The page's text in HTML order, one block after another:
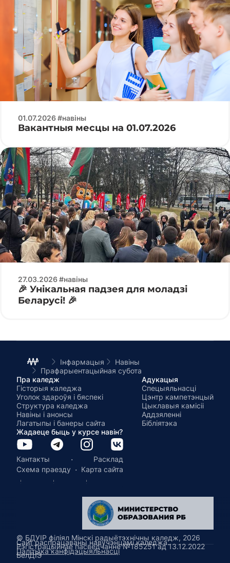
01.07.2026 #навіны
Вакантныя месцы на 01.07.2026
27.03.2026 #навіны
🎉 Унікальная падзея для моладзі
Беларусі! 🎉
Інфармацыя
Навіны
Прафарыентацыйная субота
Пра каледж
Гісторыя каледжа
Уголок здароўя і бяспекі
Структура каледжа
Навіны і анонсы
Лагатыпы і банеры сайта
Адукацыя
Спецыяльнасці
Цэнтр кампетэнцый
Цыклавыя камісіі
Аддзяленні
Бібліятэка
Жадаеце быць у курсе навін?
Кантакты ·
Расклад
Схема праезду · Карта сайта
Сайт распрацаваны навучэнцамі каледжа.
Палітыка канфідэцыяльнасці
© БДУІР філіял Мінскі радыётэхнічны каледж, 2026
Рэгістрацыйнае пасведчанне №185251 ад 13.12.2022
БелДІЭ